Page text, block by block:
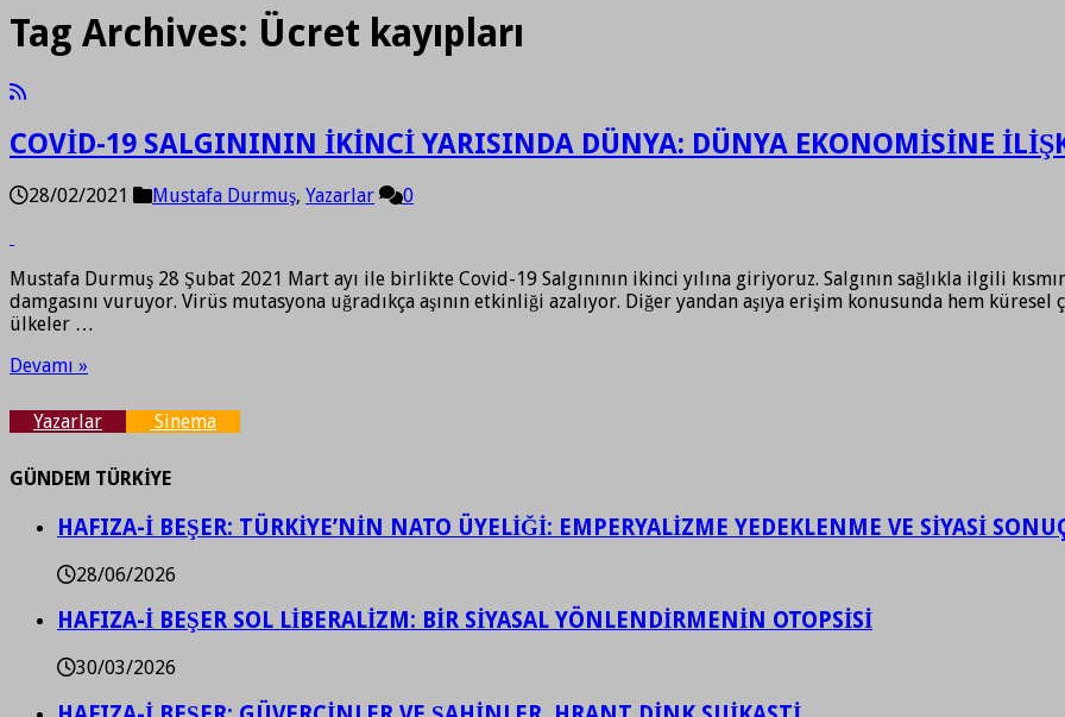
Tag Archives: Ücret kayıpları
COVİD-19 SALGINININ İKİNCİ YARISINDA DÜNYA: DÜNYA EKONOMİSİNE
28/02/2021 Mustafa Durmuş, Yazarlar 0
Mustafa Durmuş 28 Şubat 2021 Mart ayı ile birlikte Covid-19 Salgınının ikinci yılına giriyoruz. Salgının sağlıkla ilgili
damgasını vuruyor. Virüs mutasyona uğradıkça aşının etkinliği azalıyor. Diğer yandan aşıya erişim konusunda hem
ülkeler …
Devamı »
Yazarlar Sinema
GÜNDEM TÜRKİYE
HAFIZA-İ BEŞER: TÜRKİYE’NİN NATO ÜYELİĞİ: EMPERYALİZME YEDEKLENME VE SİYASİ
28/06/2026
HAFIZA-İ BEŞER SOL LİBERALİZM: BİR SİYASAL YÖNLENDİRMENİN OTOPSİSİ
30/03/2026